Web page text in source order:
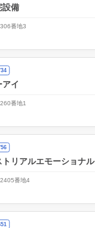
設備
番地3
イ
番地1
リアルエモーショナル
番地4